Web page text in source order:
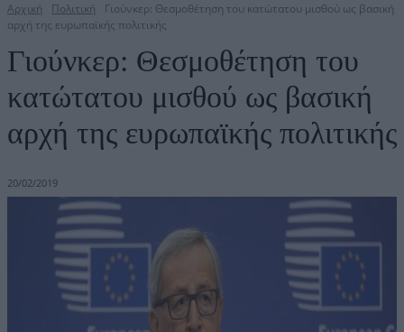
Αρχική Πολιτική
Γιούνκερ: Θεσμοθέτηση του κατώτατου μισθού ως βασική
αρχή της ευρωπαϊκής πολιτικής
Γιούνκερ: Θεσμοθέτηση του
κατώτατου μισθού ως βασική
αρχή της ευρωπαϊκής πολιτικής
20/02/2019